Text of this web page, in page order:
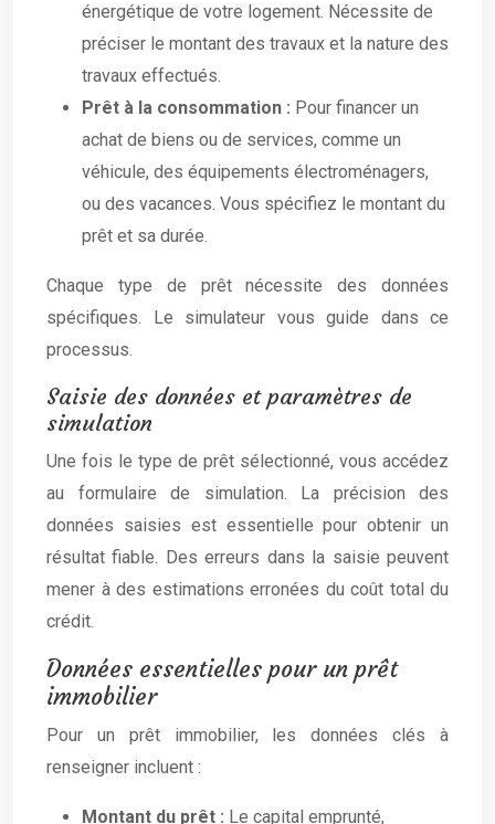
énergétique de votre logement. Nécessite de
préciser le montant des travaux et la nature des
travaux effectués.
Prêt à la consommation : Pour financer un
achat de biens ou de services, comme un
véhicule, des équipements électroménagers,
ou des vacances. Vous spécifiez le montant du
prêt et sa durée.
Chaque type de prêt nécessite des données
spécifiques. Le simulateur vous guide dans ce
processus.
Saisie des données et paramètres de
simulation
Une fois le type de prêt sélectionné, vous accédez
au formulaire de simulation. La précision des
données saisies est essentielle pour obtenir un
résultat fiable. Des erreurs dans la saisie peuvent
mener à des estimations erronées du coût total du
crédit.
Données essentielles pour un prêt
immobilier
Pour un prêt immobilier, les données clés à
renseigner incluent :
Montant du prêt : Le capital emprunté,